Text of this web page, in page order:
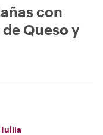
con
Queso y
Iuliia